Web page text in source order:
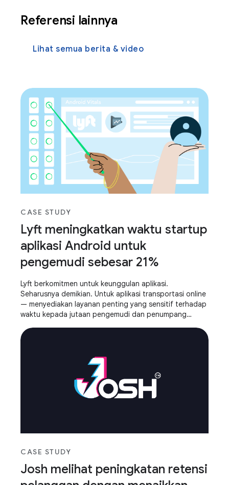
Referensi lainnya
Lihat semua berita & video
CASE STUDY
Lyft meningkatkan waktu startup
aplikasi Android untuk
pengemudi sebesar 21%
Lyft berkomitmen untuk keunggulan aplikasi.
Seharusnya demikian. Untuk aplikasi transportasi online
— menyediakan layanan penting yang sensitif terhadap
waktu kepada jutaan pengemudi dan penumpang
menambah hambatan yang tidak dapat diterima.
CASE STUDY
Josh melihat peningkatan retensi